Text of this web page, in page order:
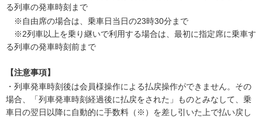
る列車の発車時刻まで
※自由席の場合は、乗車日当日の23時30分まで
※2列車以上を乗り継いで利用する場合は、最初に指定席に乗車す
る列車の発車時刻前まで
【注意事項】
・列車発車時刻後は会員様操作による払戻操作ができません。その
場合、「列車発車時刻経過後に払戻をされた」ものとみなして、乗
車日の翌日以降に自動的に手数料（※）を差し引いた上で払い戻し